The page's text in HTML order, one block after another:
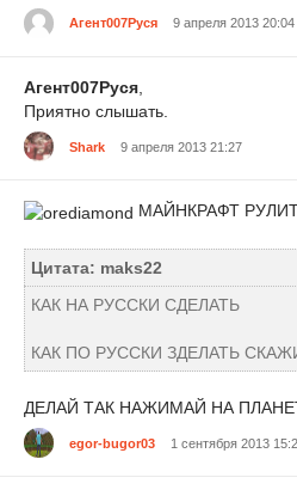
Агент007Руся 9 апреля 2013 20:04
Агент007Руся
Приятно слышать.
Shark 9 апреля 2013 21:27
МАЙНКРАФТ
Цитата: maks22
КАК НА РУССКИ СДЕЛАТЬ
КАК ПО РУССКИ ЗДЕЛАТЬ
ДЕЛАЙ ТАК НАЖИМАЙ НА
egor-bugor03 1 сентября 2013